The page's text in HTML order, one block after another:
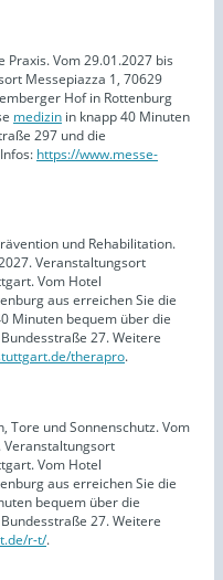
Praxis. Vom 29.01.2027 bis
Messepiazza 1, 70629
Hof in Rottenburg
medizin in knapp 40 Minuten
297 und die
https://www.messe-
und Rehabilitation.
Veranstaltungsort
Vom Hotel
aus erreichen Sie die
Minuten bequem über die
27. Weitere
therapro.
Tore und Sonnenschutz. Vom
Veranstaltungsort
Vom Hotel
aus erreichen Sie die
bequem über die
27. Weitere
r-t/.